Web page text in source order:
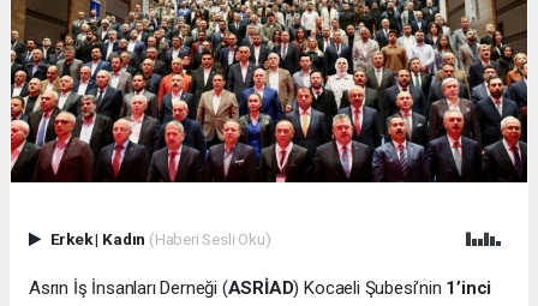
Erkek| Kadın (Haberi Sesli Oku)
Asrın İş İnsanları Derneği (ASRİAD) Kocaeli Şubesi’nin 1’inci